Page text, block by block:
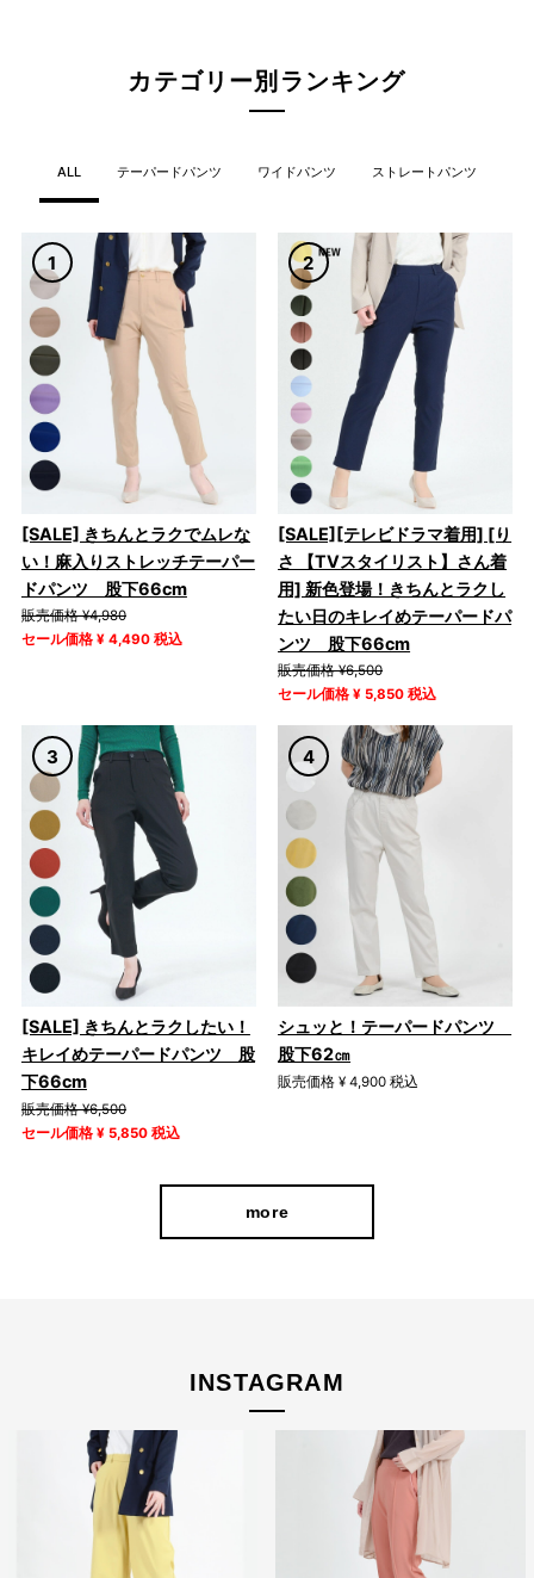
カテゴリー別ランキング
ALL テーパードパンツ ワイドパンツ ストレートパンツ
[SALE] きちんとラクでムレな
い！麻入りストレッチテーパー
ドパンツ 股下66cm
販売価格 ¥4,980
セール価格 ¥ 4,490 税込
[SALE][テレビドラマ着用] [り
さ 【TVスタイリスト】さん着
用] 新色登場！きちんとラクし
たい日のキレイめテーパードパ
ンツ 股下66cm
販売価格 ¥6,500
セール価格 ¥ 5,850 税込
[SALE] きちんとラクしたい！
キレイめテーパードパンツ 股
下66cm
販売価格 ¥6,500
セール価格 ¥ 5,850 税込
シュッと！テーパードパンツ
股下62㎝
販売価格 ¥ 4,900 税込
more
INSTAGRAM